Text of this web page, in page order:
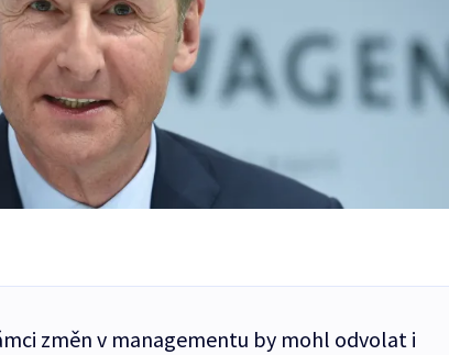
změn v managementu by mohl odvolat i